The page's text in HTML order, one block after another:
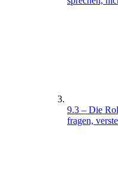
9.3 – Die
fragen,